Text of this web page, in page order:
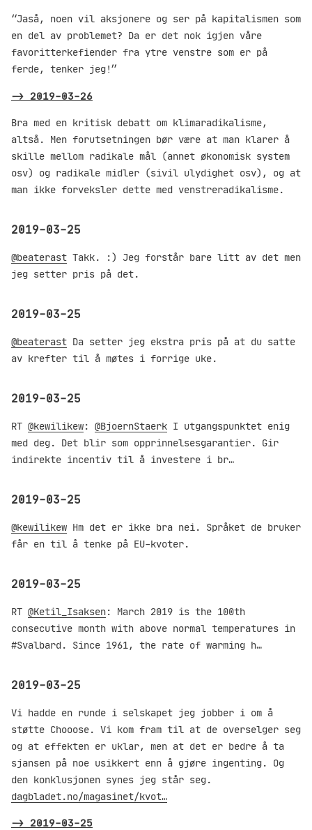
“Jaså, noen vil aksjonere og ser på kapitalismen som
en del av problemet? Da er det nok igjen våre
favoritterkefiender fra ytre venstre som er på
ferde, tenker jeg!”
-> 2019-03-26
Bra med en kritisk debatt om klimaradikalisme,
altså. Men forutsetningen bør være at man klarer å
skille mellom radikale mål (annet økonomisk system
osv) og radikale midler (sivil ulydighet osv), og at
man ikke forveksler dette med venstreradikalisme.
2019-03-25
@beaterast Takk. :) Jeg forstår bare litt av det men
jeg setter pris på det.
2019-03-25
@beaterast Da setter jeg ekstra pris på at du satte
av krefter til å møtes i forrige uke.
2019-03-25
RT @kewilikew: @BjoernStaerk I utgangspunktet enig
med deg. Det blir som opprinnelsesgarantier. Gir
indirekte incentiv til å investere i br…
2019-03-25
@kewilikew Hm det er ikke bra nei. Språket de bruker
får en til å tenke på EU-kvoter.
2019-03-25
RT @Ketil_Isaksen: March 2019 is the 100th
consecutive month with above normal temperatures in
#Svalbard. Since 1961, the rate of warming h…
2019-03-25
Vi hadde en runde i selskapet jeg jobber i om å
støtte Chooose. Vi kom fram til at de overselger seg
og at effekten er uklar, men at det er bedre å ta
sjansen på noe usikkert enn å gjøre ingenting. Og
den konklusjonen synes jeg står seg.
dagbladet.no/magasinet/kvot…
-> 2019-03-25